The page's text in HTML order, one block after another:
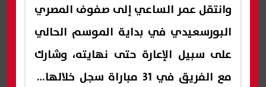
وانتقل عمر الساعي إلى صفوف المصري
البورسعيدي في بداية الموسم الحالي
على سبيل الإعارة حتى نهايته، وشارك
مع الفريق في 31 مباراة سجل خلالها 6